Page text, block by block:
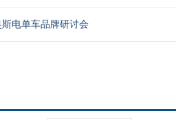
电单车品牌研讨会